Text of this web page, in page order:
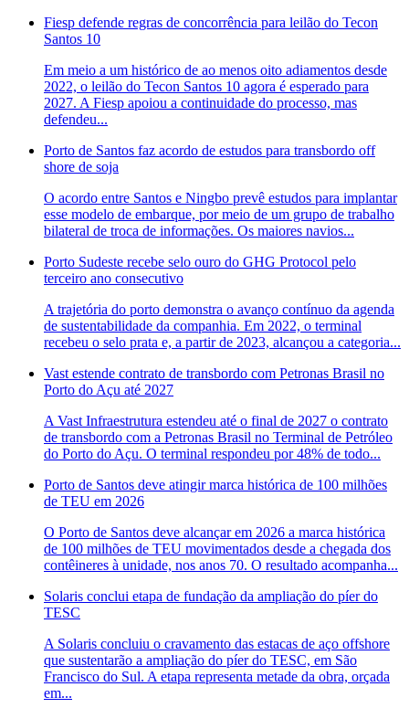
Fiesp defende regras de concorrência para leilão do Tecon
Santos 10
Em meio a um histórico de ao menos oito adiamentos desde
2022, o leilão do Tecon Santos 10 agora é esperado para
2027. A Fiesp apoiou a continuidade do processo, mas
defendeu...
Porto de Santos faz acordo de estudos para transbordo off
shore de soja
O acordo entre Santos e Ningbo prevê estudos para implantar
esse modelo de embarque, por meio de um grupo de trabalho
bilateral de troca de informações. Os maiores navios...
Porto Sudeste recebe selo ouro do GHG Protocol pelo
terceiro ano consecutivo
A trajetória do porto demonstra o avanço contínuo da agenda
de sustentabilidade da companhia. Em 2022, o terminal
recebeu o selo prata e, a partir de 2023, alcançou a categoria...
Vast estende contrato de transbordo com Petronas Brasil no
Porto do Açu até 2027
A Vast Infraestrutura estendeu até o final de 2027 o contrato
de transbordo com a Petronas Brasil no Terminal de Petróleo
do Porto do Açu. O terminal respondeu por 48% de todo...
Porto de Santos deve atingir marca histórica de 100 milhões
de TEU em 2026
O Porto de Santos deve alcançar em 2026 a marca histórica
de 100 milhões de TEU movimentados desde a chegada dos
contêineres à unidade, nos anos 70. O resultado acompanha...
Solaris conclui etapa de fundação da ampliação do píer do
TESC
A Solaris concluiu o cravamento das estacas de aço offshore
que sustentarão a ampliação do píer do TESC, em São
Francisco do Sul. A etapa representa metade da obra, orçada
em...